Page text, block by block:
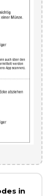
in